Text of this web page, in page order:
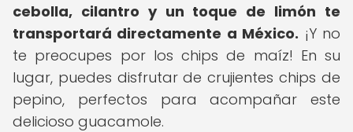
cebolla, cilantro y un toque de limón te
transportará directamente a México. ¡Y no
te preocupes por los chips de maíz! En su
lugar, puedes disfrutar de crujientes chips de
pepino, perfectos para acompañar este
delicioso guacamole.